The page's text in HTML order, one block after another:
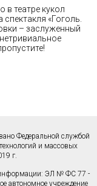
в театре кукол
«Гоголь.
– заслуженный
Федеральной службой
и массовых
г.
информации: ЭЛ № ФС 77 -
автономное учреждение